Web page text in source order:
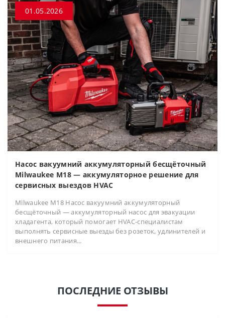
01.05.2026
Насос вакуумний аккумуляторный бесщёточный
Milwaukee M18 — аккумуляторное решение для
сервисных выездов HVAC
Milwaukee M18 Насос вакуумний аккумуляторный
бесщёточный — аккумуляторный насос для эвакуации
хладагента, который помогает HVAC-специалистам
выполнять сервисные выезды без розеток, удлинителей и
внешнего питания...
ПОСЛЕДНИЕ ОТЗЫВЫ